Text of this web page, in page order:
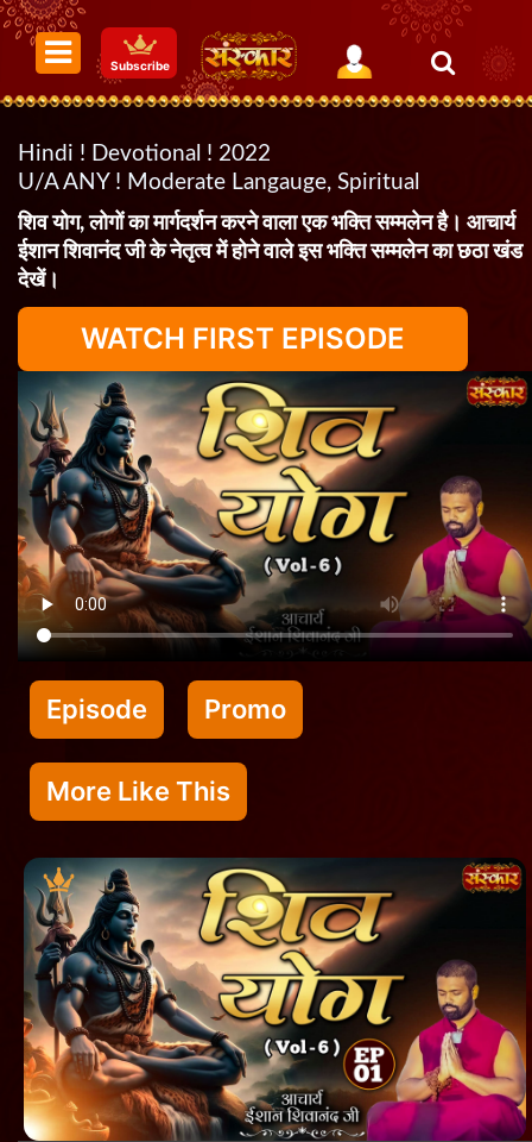
Subscribe
Hindi ! Devotional ! 2022
U/A ANY ! Moderate Langauge, Spiritual
शिव योग, लोगों का मार्गदर्शन करने वाला एक भक्ति सम्मलेन है। आचार्य
ईशान शिवानंद जी के नेतृत्व में होने वाले इस भक्ति सम्मलेन का छठा खंड
देखें।
WATCH FIRST EPISODE
Episode Promo
More Like This